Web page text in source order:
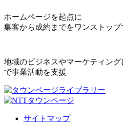
ホームページを起点に
集客から成約までをワンストップ
地域のビジネスやマーケティン
で事業活動を支援
サイトマップ